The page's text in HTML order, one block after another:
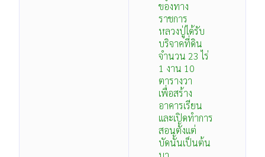
ของทาง
ราชการ
หลวงปู่ได้รับ
บริจาคที่ดิน
จำนวน 23 ไร่
1 งาน 10
ตารางวา
เพื่อสร้าง
อาคารเรียน
และเปิดทำการ
สอนตั้งแต่
บัดนั้นเป็นต้น